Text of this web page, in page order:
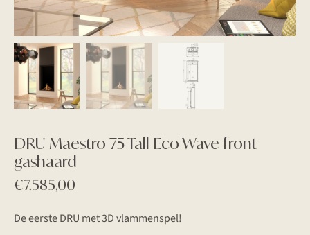
DRU Maestro 75 Tall Eco Wave front
gashaard
€7.585,00
De eerste DRU met 3D vlammenspel!